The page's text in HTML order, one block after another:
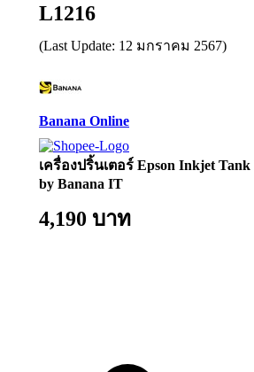
L1216
(Last Update: 12 มกราคม 2567)
Banana Online
เครื่องปริ้นเตอร์ Epson Inkjet
by Banana IT
4,190 บาท